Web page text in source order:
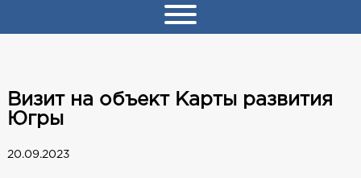
Визит на объект Карты развития
Югры
20.09.2023